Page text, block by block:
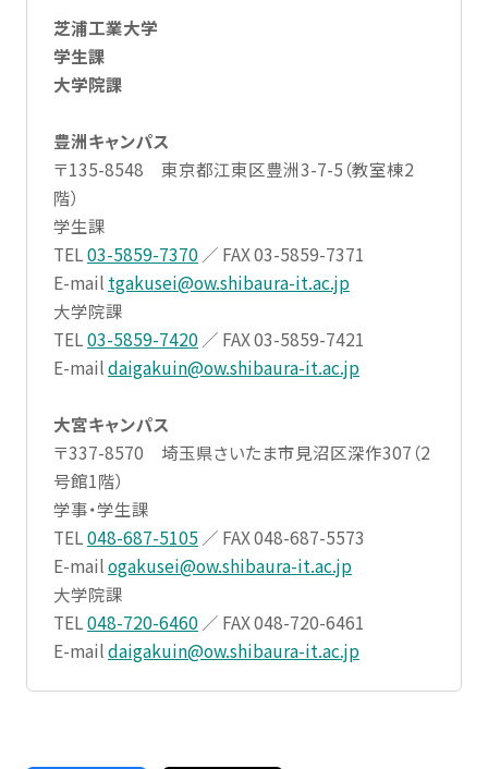
芝浦工業大学
学生課
大学院課
豊洲キャンパス
〒135-8548 東京都江東区豊洲3-7-5（教室棟2
階）
学生課
TEL03-5859-7370 ／ FAX 03-5859-7371
E-mail tgakusei@ow.shibaura-it.ac.jp
大学院課
TEL03-5859-7420 ／ FAX 03-5859-7421
E-maildaigakuin@ow.shibaura-it.ac.jp
大宮キャンパス
〒337-8570 埼玉県さいたま市見沼区深作307（2
号館1階）
学事・学生課
TEL048-687-5105 ／ FAX 048-687-5573
E-mailogakusei@ow.shibaura-it.ac.jp
大学院課
TEL048-720-6460 ／ FAX 048-720-6461
E-maildaigakuin@ow.shibaura-it.ac.jp